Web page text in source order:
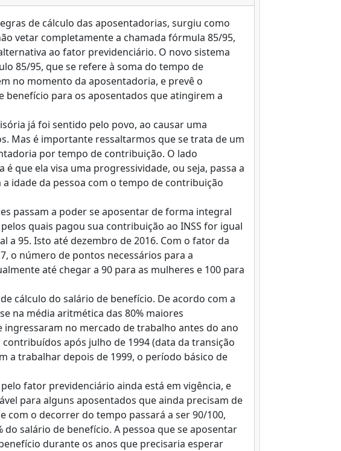
de cálculo das aposentadorias, surgiu como
vetar completamente a chamada fórmula 85/95,
ao fator previdenciário. O novo sistema
85/95, que se refere à soma do tempo de
no momento da aposentadoria, e prevê o
para os aposentados que atingirem a
já foi sentido pelo povo, ao causar uma
Mas é importante ressaltarmos que se trata de um
por tempo de contribuição. O lado
que ela visa uma progressividade, ou seja, passa a
idade da pessoa com o tempo de contribuição
passam a poder se aposentar de forma integral
quais pagou sua contribuição ao INSS for igual
a 95. Isto até dezembro de 2016. Com o fator da
o número de pontos necessários para a
até chegar a 90 para as mulheres e 100 para
cálculo do salário de benefício. De acordo com a
na média aritmética das 80% maiores
ingressaram no mercado de trabalho antes do ano
após julho de 1994 (data da transição
a trabalhar depois de 1999, o período básico de
fator previdenciário ainda está em vigência, e
para alguns aposentados que ainda precisam de
com o decorrer do tempo passará a ser 90/100,
salário de benefício. A pessoa que se aposentar
durante os anos que precisaria esperar